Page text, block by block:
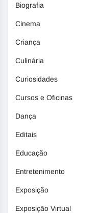
Biografia
Cinema
Criança
Culinária
Curiosidades
Cursos e Oficinas
Dança
Editais
Educação
Entretenimento
Exposição
Exposição Virtual